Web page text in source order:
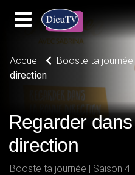
Accueil Booste ta journée
direction
Regarder
direction
Booste ta journée | Saison 4